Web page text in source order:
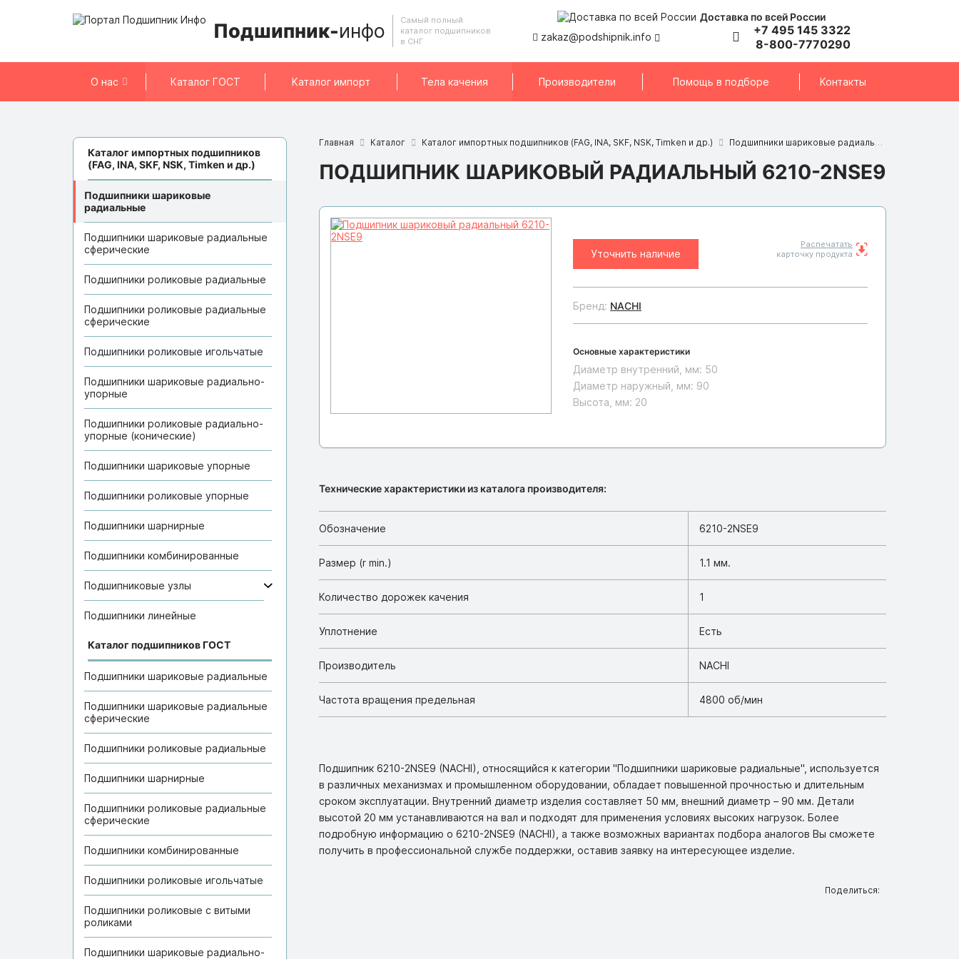
Подшипник-инфо
Самый полный
каталог подшипников
в СНГ
Доставка по всей России
zakaz@podshipnik.info
+7 495 145 3322
8-800-7770290
О нас Каталог ГОСТ Каталог импорт Тела качения Производители Помощь в подборе Контакты
Каталог импортных подшипников
(FAG, INA, SKF, NSK, Timken и др.)
Подшипники шариковые
радиальные
Подшипники шариковые радиальные
сферические
Подшипники роликовые радиальные
Подшипники роликовые радиальные
сферические
Подшипники роликовые игольчатые
Подшипники шариковые радиально-
упорные
Подшипники роликовые радиально-
упорные (конические)
Подшипники шариковые упорные
Подшипники роликовые упорные
Подшипники шарнирные
Подшипники комбинированные
Подшипниковые узлы
Подшипники линейные
Каталог подшипников ГОСТ
Подшипники шариковые радиальные
Подшипники шариковые радиальные
сферические
Подшипники роликовые радиальные
Подшипники шарнирные
Подшипники роликовые радиальные
сферические
Подшипники комбинированные
Подшипники роликовые игольчатые
Подшипники роликовые с витыми
роликами
Подшипники шариковые радиально-
Главная Каталог Каталог импортных подшипников (FAG, INA, SKF, NSK, Timken и др.) Подшипники шариковые радиальные
ПОДШИПНИК ШАРИКОВЫЙ РАДИАЛЬНЫЙ 6210-2NSE9
Уточнить наличие
Распечатать
карточку продукта
Бренд: NACHI
Основные характеристики
Диаметр внутренний, мм: 50
Диаметр наружный, мм: 90
Высота, мм: 20
Технические характеристики из каталога производителя:
Обозначение 6210-2NSE9
Размер (r min.) 1.1 мм.
Количество дорожек качения 1
Уплотнение Есть
Производитель NACHI
Частота вращения предельная 4800 об/мин
Подшипник 6210-2NSE9 (NACHI), относящийся к категории "Подшипники шариковые радиальные", используется
в различных механизмах и промышленном оборудовании, обладает повышенной прочностью и длительным
сроком эксплуатации. Внутренний диаметр изделия составляет 50 мм, внешний диаметр – 90 мм. Детали
высотой 20 мм устанавливаются на вал и подходят для применения условиях высоких нагрузок. Более
подробную информацию о 6210-2NSE9 (NACHI), а также возможных вариантах подбора аналогов Вы сможете
получить в профессиональной службе поддержки, оставив заявку на интересующее изделие.
Поделиться: